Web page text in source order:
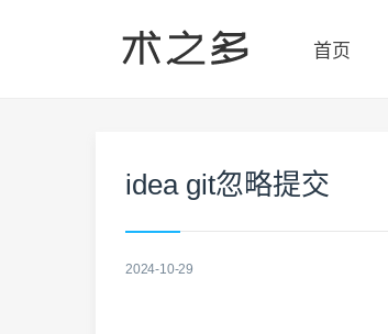
首页
idea git忽略提交
2024-10-29